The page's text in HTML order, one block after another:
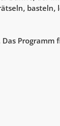
basteln,
Programm